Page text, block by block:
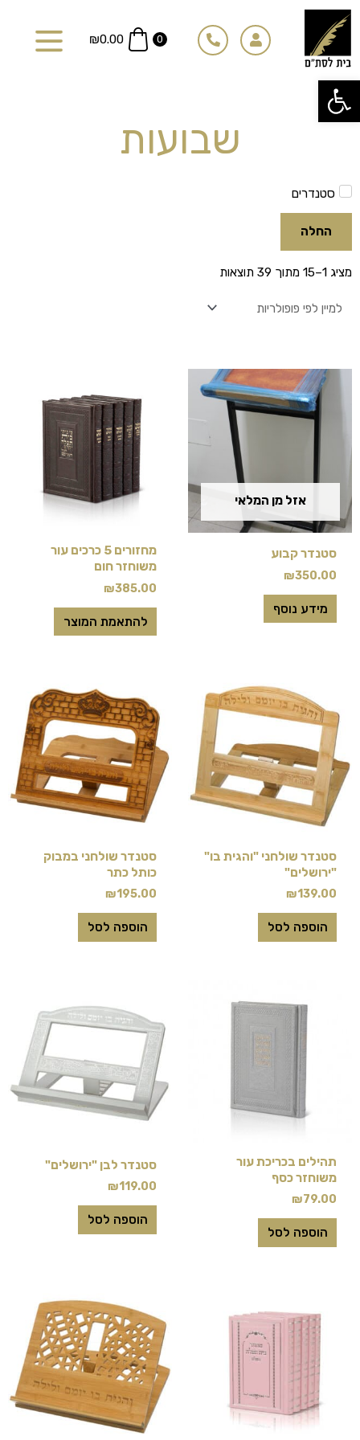
פתח סרגל נגישות
דילוג
לתוכן
0
₪0.00
שבועות
סטנדרים
החלה
מציג 1–15 מתוך 39 תוצאות
אזל מן המלאי
סטנדר קבוע
₪350.00
מידע נוסף
מחזורים 5 כרכים עור
משוחזר חום
₪385.00
להתאמת המוצר
זה
ניתן
האפשרויות
המוצר
סטנדר שולחני "והגית בו"
"ירושלים"
₪139.00
הוספה לסל
סטנדר שולחני במבוק
כותל כתר
₪195.00
הוספה לסל
תהילים בכריכת עור
משוחזר כסף
₪79.00
הוספה לסל
סטנדר לבן "ירושלים"
₪119.00
הוספה לסל
זה
ניתן